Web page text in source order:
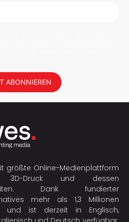
ABONNIEREN
größte Online-Medienplattform
Druck und dessen
Dank fundierter
mehr als 1,3 Millionen
und ist derzeit in Englisch,